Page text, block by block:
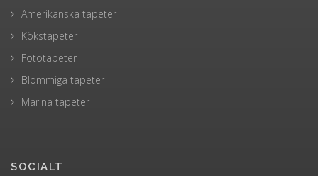
Amerikanska tapeter
Kökstapeter
Fototapeter
Blommiga tapeter
Marina tapeter
SOCIALT